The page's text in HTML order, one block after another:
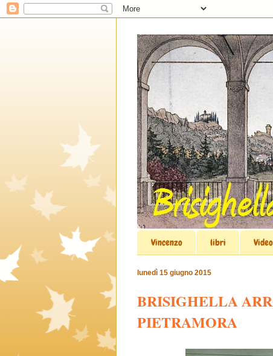
Vincenzo libri Video
lunedì 15 giugno 2015
BRISIGHELLA
PIETRAMORA